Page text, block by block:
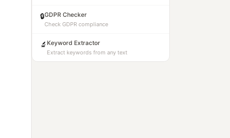
🔒GDPR Checker
Check GDPR compliance
🔬 Keyword Extractor
Extract keywords from any text